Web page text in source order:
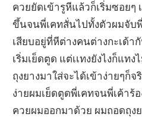
ควยยัดเข้ารูหีแล้วก็เริ่มซอยๆ
ขึ้นจนพี่เคทสั่นไปทั้งตัวผมจับ
เสียบอยู่ที่หีต่างคนต่างกะเด้า
เริ่มเย็ดตูด แต่เเทงยังไงก็แท
ถุงยางมาใส่จะได้เข้าง่ายๆก็
ง่ายผมเย็ดตูดพี่เคทจนพี่เค้าร้
ควยผมออกมาด้วย ผมถอดถุง